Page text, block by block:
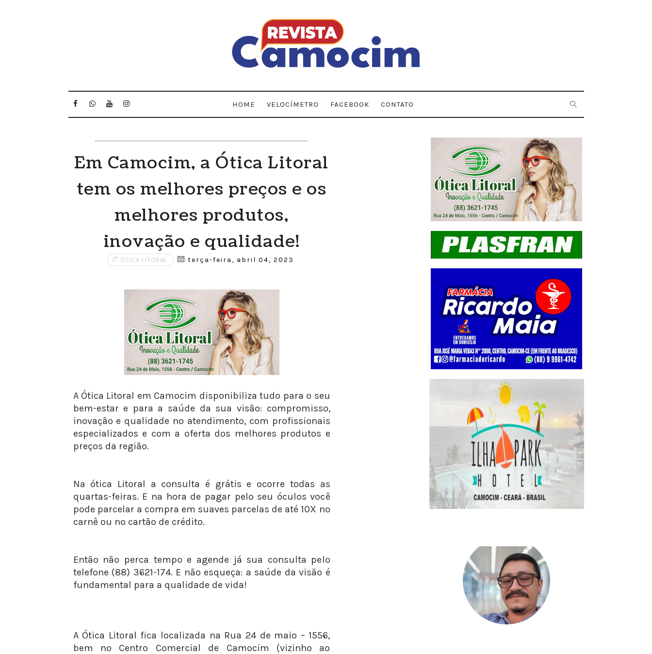
HOME VELOCÍMETRO FACEBOOK CONTATO
Em Camocim, a Ótica Litoral
tem os melhores preços e os
melhores produtos,
inovação e qualidade!
ÓTICA LITORAL terça-feira, abril 04, 2023
A Ótica Litoral em Camocim disponibiliza tudo para o seu
bem-estar e para a saúde da sua visão: compromisso,
inovação e qualidade no atendimento, com profissionais
especializados e com a oferta dos melhores produtos e
preços da região.
Na ótica Litoral a consulta é grátis e ocorre todas as
quartas-feiras. E na hora de pagar pelo seu óculos você
pode parcelar a compra em suaves parcelas de até 10X no
carnê ou no cartão de crédito.
Então não perca tempo e agende já sua consulta pelo
telefone (88) 3621-174. E não esqueça: a saúde da visão é
fundamental para a qualidade de vida!
A Ótica Litoral fica localizada na Rua 24 de maio – 1556,
bem no Centro Comercial de Camocim (vizinho ao